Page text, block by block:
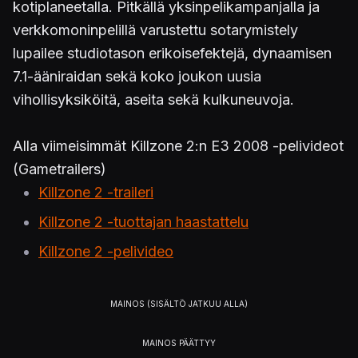
kotiplaneetalla. Pitkällä yksinpelikampanjalla ja
verkkomoninpelillä varustettu sotarymistely
lupailee studiotason erikoisefektejä, dynaamisen
7.1-ääniraidan sekä koko joukon uusia
vihollisyksiköitä, aseita sekä kulkuneuvoja.
Alla viimeisimmät Killzone 2:n E3 2008 -pelivideot
(Gametrailers)
Killzone 2 -traileri
Killzone 2 -tuottajan haastattelu
Killzone 2 -pelivideo